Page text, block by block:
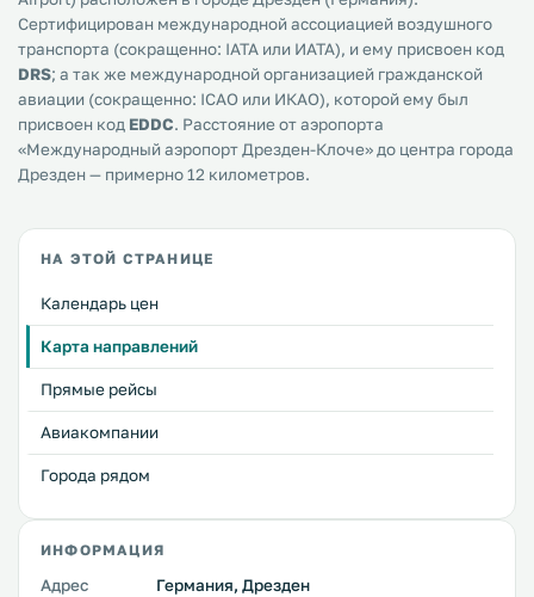
Сертифицирован международной ассоциацией воздушного
транспорта (сокращенно: IATA или ИАТА), и ему присвоен код
DRS; а так же международной организацией гражданской
авиации (сокращенно: ICAO или ИКАО), которой ему был
присвоен код EDDC. Расстояние от аэропорта
«Международный аэропорт Дрезден-Клоче» до центра города
Дрезден — примерно 12 километров.
НА ЭТОЙ СТРАНИЦЕ
Календарь цен
Карта направлений
Прямые рейсы
Авиакомпании
Города рядом
ИНФОРМАЦИЯ
Адрес
Германия, Дрезден